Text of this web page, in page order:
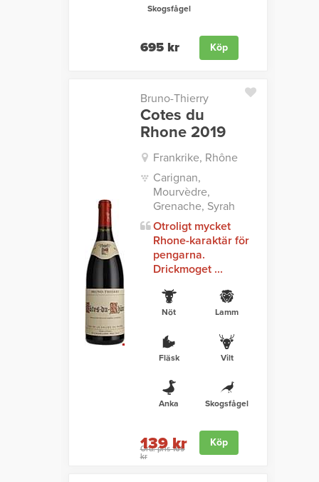
Skogsfågel
695 kr Köp
Bruno-Thierry
Cotes du
Rhone 2019
Frankrike, Rhône
Carignan,
Mourvèdre,
Grenache, Syrah
Otroligt mycket
Rhone-karaktär för
pengarna.
Drickmoget ...
Nöt Lamm
Fläsk Vilt
Anka Skogsfågel
Ord. pris 169
kr
139 kr Köp